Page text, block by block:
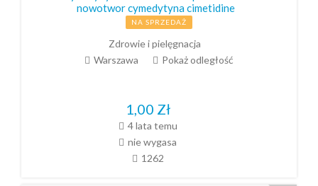
nowotwor cymedytyna cimetidine
NA SPRZEDAŻ
Zdrowie i pielęgnacja
Warszawa
Pokaż odległość
1,00 Zł
4 lata temu
nie wygasa
1262